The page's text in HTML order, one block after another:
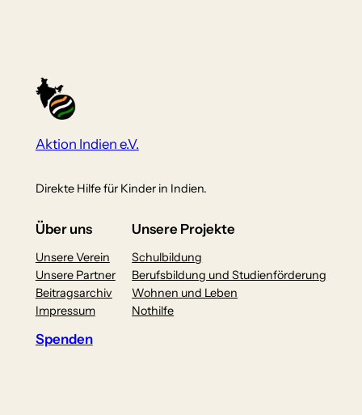
Aktion Indien e.V.
Direkte Hilfe für Kinder in Indien.
Über uns
Unsere Verein
Unsere Partner
Beitragsarchiv
Impressum
Unsere Projekte
Schulbildung
Berufsbildung und Studienförderung
Wohnen und Leben
Nothilfe
Spenden